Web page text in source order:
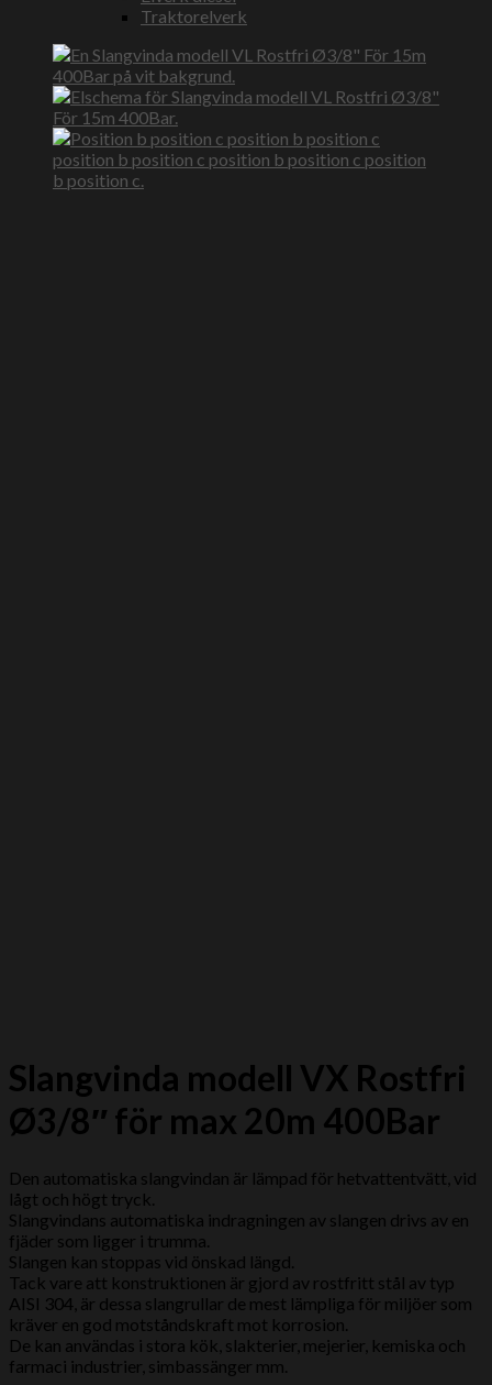
Traktorelverk
Slangvinda modell VX Rostfri
Ø3/8″ för max 20m 400Bar
Den automatiska slangvindan är lämpad för hetvattentvätt, vid
lågt och högt tryck.
Slangvindans automatiska indragningen av slangen drivs av en
fjäder som ligger i trumma.
Slangen kan stoppas vid önskad längd.
Tack vare att konstruktionen är gjord av rostfritt stål av typ
AISI 304, är dessa slangrullar de mest lämpliga för miljöer som
kräver en god motståndskraft mot korrosion.
De kan användas i stora kök, slakterier, mejerier, kemiska och
farmaci industrier, simbassänger mm.